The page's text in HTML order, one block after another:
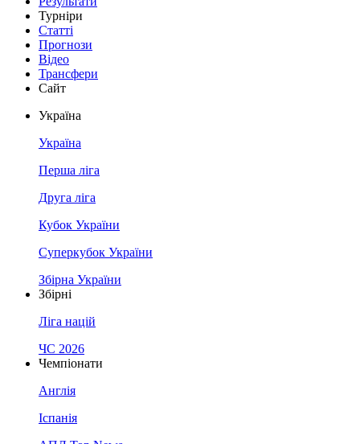
Турніри
Статті
Прогнози
Відео
Трансфери
Сайт
Україна
Україна
Перша ліга
Друга ліга
Кубок України
Суперкубок України
Збірна України
Збірні
Ліга націй
ЧС 2026
Чемпіонати
Англія
Іспанія